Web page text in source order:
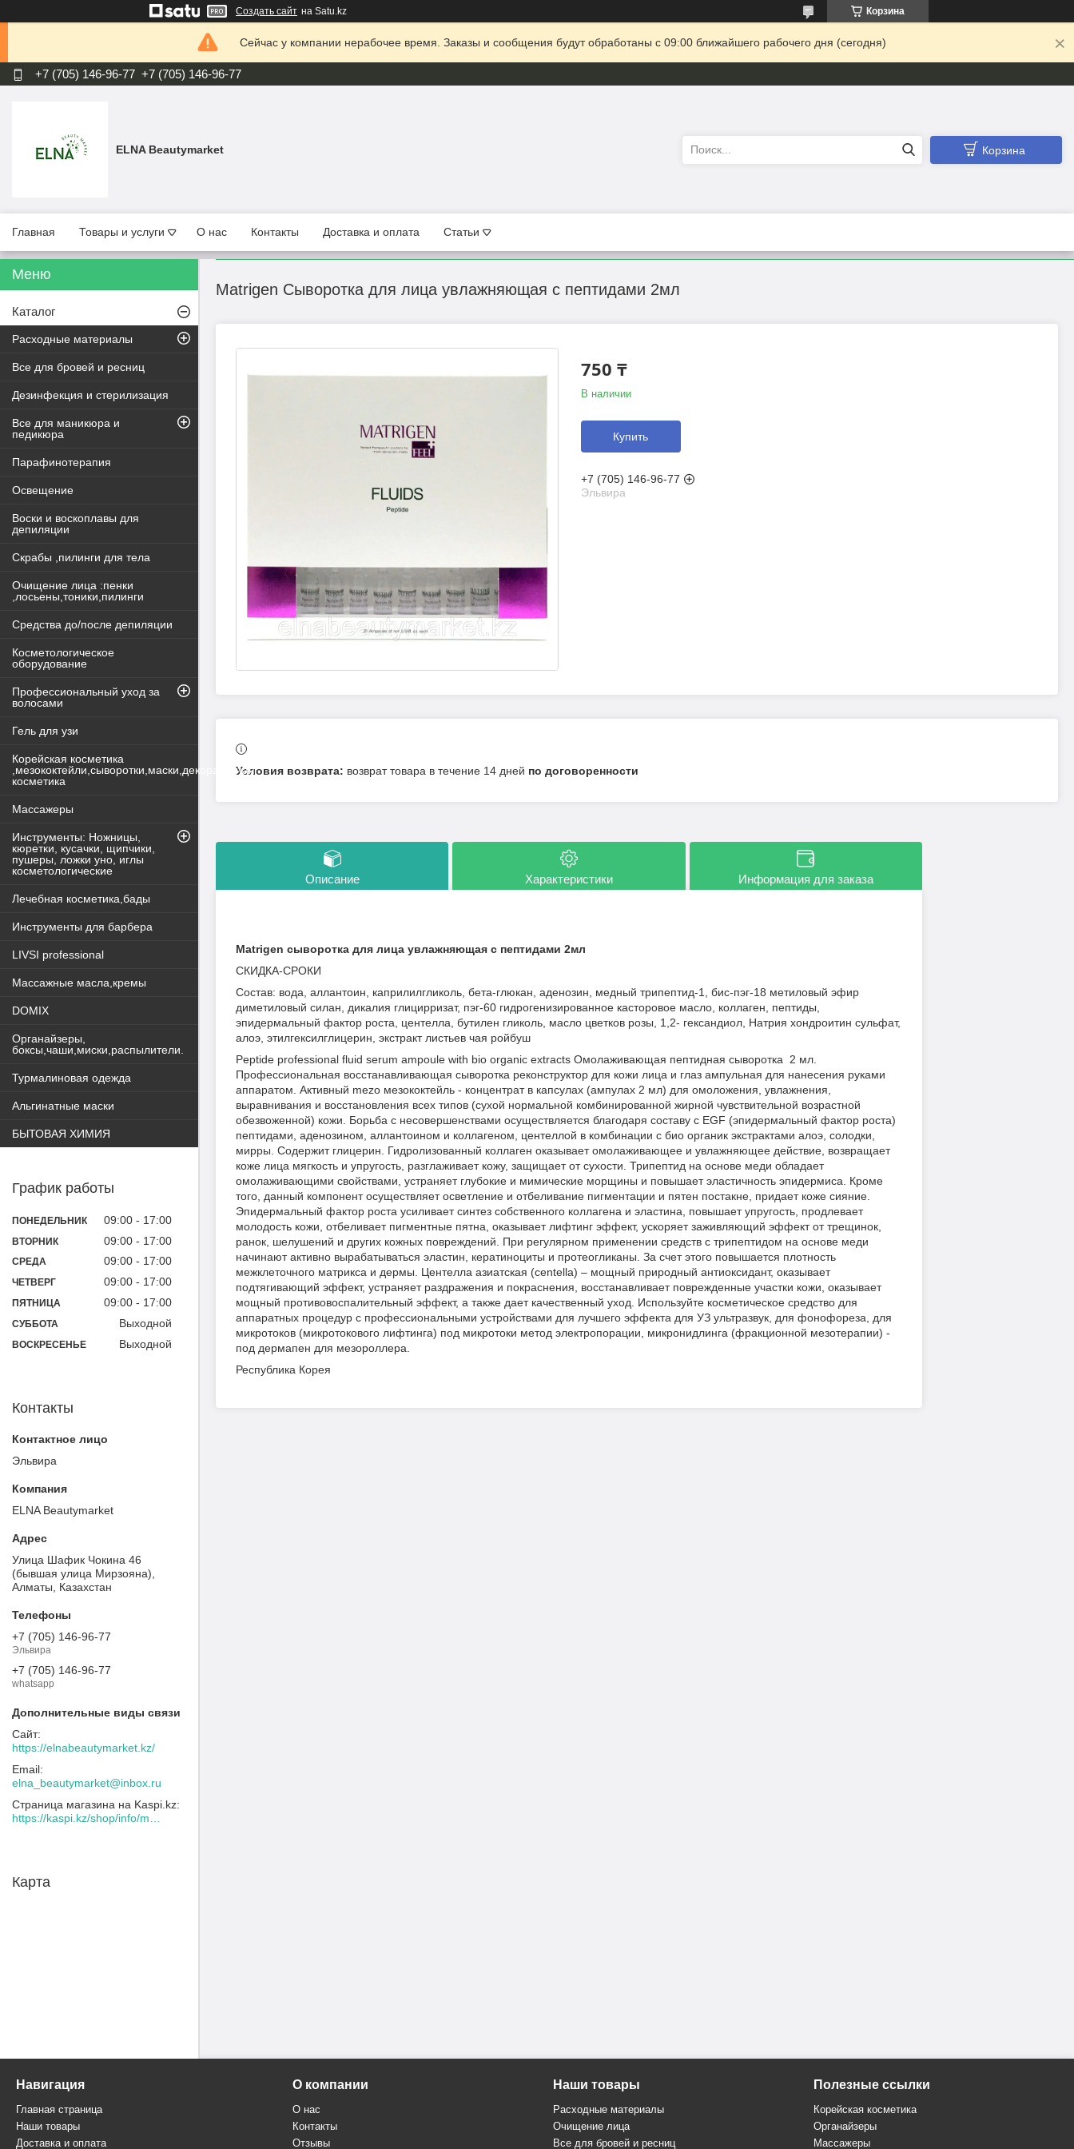
Создать сайт на Satu.kz Корзина
Сейчас у компании нерабочее время. Заказы и сообщения будут обработаны с 09:00 ближайшего рабочего дня (сегодня)
+7 (705) 146-96-77 +7 (705) 146-96-77
ELNA Beautymarket Корзина
Главная Товары и услуги О нас Контакты Доставка и оплата Статьи
Matrigen Сыворотка для лица увлажняющая с пептидами 2мл
750 ₸
В наличии
Купить
+7 (705) 146-96-77
Эльвира
возврат товара в течение 14 дней по договоренности
Описание Характеристики Информация для заказа
Matrigen сыворотка для лица увлажняющая с пептидами 2мл
СКИДКА-СРОКИ
Состав: вода, аллантоин, каприлилгликоль, бета-глюкан, аденозин, медный трипептид-1, бис-пэг-18 метиловый эфир
диметиловый силан, дикалия глицирризат, пэг-60 гидрогенизированное касторовое масло, коллаген, пептиды,
эпидермальный фактор роста, центелла, бутилен гликоль, масло цветков розы, 1,2- гександиол, Натрия хондроитин сульфат,
алоэ, этилгексилглицерин, экстракт листьев чая ройбуш
Peptide professional fluid serum ampoule with bio organic extracts Омолаживающая пептидная сыворотка 2 мл.
Профессиональная восстанавливающая сыворотка реконструктор для кожи лица и глаз ампульная для нанесения руками
аппаратом. Активный mezo мезококтейль - концентрат в капсулах (ампулах 2 мл) для омоложения, увлажнения,
выравнивания и восстановления всех типов (сухой нормальной комбинированной жирной чувствительной возрастной
обезвоженной) кожи. Борьба с несовершенствами осуществляется благодаря составу с EGF (эпидермальный фактор роста)
пептидами, аденозином, аллантоином и коллагеном, центеллой в комбинации с био органик экстрактами алоэ, солодки,
мирры. Содержит глицерин. Гидролизованный коллаген оказывает омолаживающее и увлажняющее действие, возвращает
коже лица мягкость и упругость, разглаживает кожу, защищает от сухости. Трипептид на основе меди обладает
омолаживающими свойствами, устраняет глубокие и мимические морщины и повышает эластичность эпидермиса. Кроме
того, данный компонент осуществляет осветление и отбеливание пигментации и пятен постакне, придает коже сияние.
Эпидермальный фактор роста усиливает синтез собственного коллагена и эластина, повышает упругость, продлевает
молодость кожи, отбеливает пигментные пятна, оказывает лифтинг эффект, ускоряет заживляющий эффект от трещинок,
ранок, шелушений и других кожных повреждений. При регулярном применении средств с трипептидом на основе меди
начинают активно вырабатываться эластин, кератиноциты и протеогликаны. За счет этого повышается плотность
межклеточного матрикса и дермы. Центелла азиатская (centella) – мощный природный антиоксидант, оказывает
подтягивающий эффект, устраняет раздражения и покраснения, восстанавливает поврежденные участки кожи, оказывает
мощный противовоспалительный эффект, а также дает качественный уход. Используйте косметическое средство для
аппаратных процедур с профессиональными устройствами для лучшего эффекта для УЗ ультразвук, для фонофореза, для
микротоков (микротокового лифтинга) под микротоки метод электропорации, микронидлинга (фракционной мезотерапии) -
под дермапен для мезороллера.
Республика Корея
Каталог
Расходные материалы
Все для бровей и ресниц
Дезинфекция и стерилизация
Все для маникюра и
педикюра
Парафинотерапия
Освещение
Воски и воскоплавы для
депиляции
Скрабы ,пилинги для тела
Очищение лица :пенки
,лосьены,тоники,пилинги
Средства до/после депиляции
Косметологическое
оборудование
Профессиональный уход за
волосами
Гель для узи
Корейская косметика
,мезококтейли,сыворотки,маски,декоративная
косметика
Массажеры
Инструменты: Ножницы,
кюретки, кусачки, щипчики,
пушеры, ложки уно, иглы
косметологические
Лечебная косметика,бады
Инструменты для барбера
LIVSI professional
Массажные масла,кремы
DOMIX
Органайзеры,
боксы,чаши,миски,распылители.
Турмалиновая одежда
Альгинатные маски
БЫТОВАЯ ХИМИЯ
График работы
ПОНЕДЕЛЬНИК 09:00 17:00
ВТОРНИК 09:00 17:00
СРЕДА 09:00 17:00
ЧЕТВЕРГ 09:00 17:00
ПЯТНИЦА 09:00 17:00
СУББОТА Выходной
ВОСКРЕСЕНЬЕ Выходной
Контакты
Эльвира
ELNA Beautymarket
Улица Шафик Чокина 46
(бывшая улица Мирзояна),
Алматы, Казахстан
+7 (705) 146-96-77
Эльвира
+7 (705) 146-96-77
whatsapp
https://elnabeautymarket.kz/
elna_beautymarket@inbox.ru
Страница магазина на Kaspi.kz
Карта
Навигация
Главная страница
Наши товары
Доставка и оплата
О компании
О нас
Контакты
Отзывы
Наши товары
Расходные материалы
Очищение лица
Все для бровей и ресниц
Полезные ссылки
Корейская косметика
Органайзеры
Массажеры